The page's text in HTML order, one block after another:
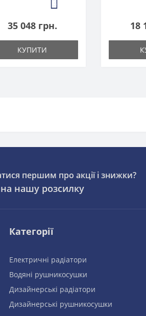
3
35 048 грн.
КУПИТИ
18
першим про акції і знижки?
нашу розсилку
Категорії
Електричні радіатори
Водяні рушникосушки
Дизайнерські радіатори
Дизайнерські рушникосушки